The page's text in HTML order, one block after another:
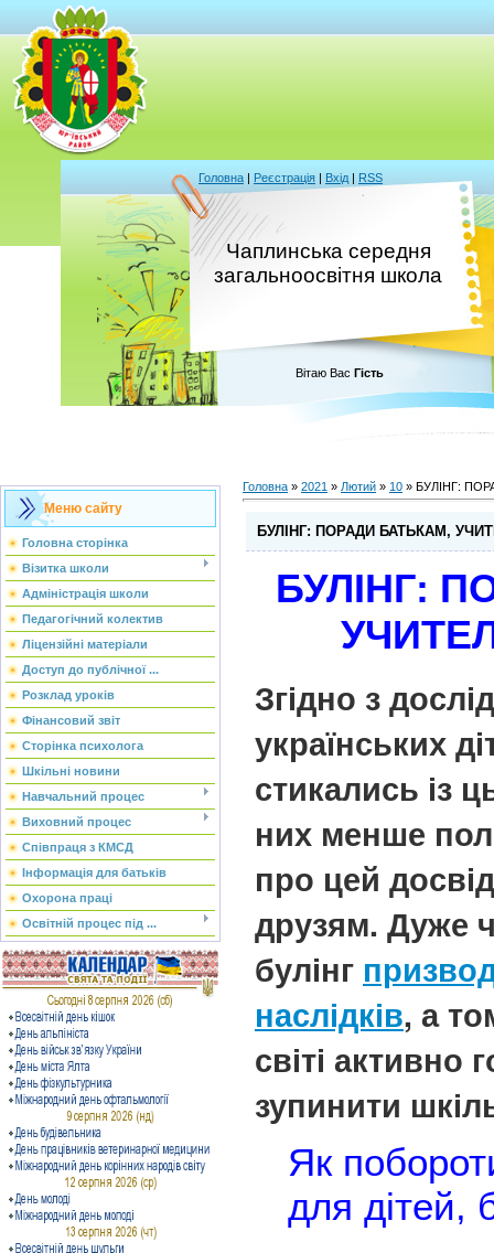
Головна | Реєстрація | Вхід | RSS
Чаплинська середня
загальноосвітня школа
Вітаю Вас Гість
Меню сайту
Головна сторінка
Візитка школи
Адміністрація школи
Педагогічний колектив
Ліцензійні матеріали
Доступ до публічної ...
Розклад уроків
Фінансовий звіт
Сторінка психолога
Шкільні новини
Навчальний процес
Виховний процес
Співпраця з КМСД
Інформація для батьків
Охорона праці
Освітній процес під ...
Головна » 2021 » Лютий » 10 » БУЛІНГ:
БУЛІНГ: ПОРАДИ БАТЬКАМ,
БУЛІНГ:
Згідно з
українських
стикались із
них менше
про цей
друзям. Дуже
булінг
наслідків, а
світі активно
зупинити
Як
для дітей,